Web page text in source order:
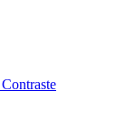
Contraste